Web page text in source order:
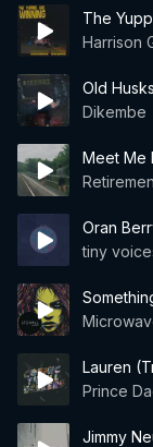
The
Harrison
Old Husks
Dikembe
Meet Me
Oran
tiny
Lauren
Prince
Jimmy